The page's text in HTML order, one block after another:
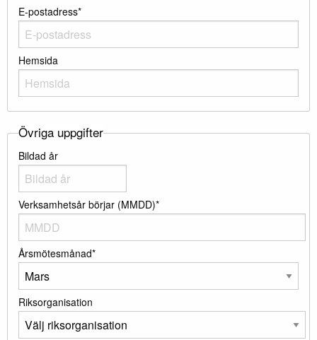
E-postadress*
Hemsida
Övriga uppgifter
Bildad år
Verksamhetsår börjar (MMDD)*
Årsmötesmånad*
Riksorganisation